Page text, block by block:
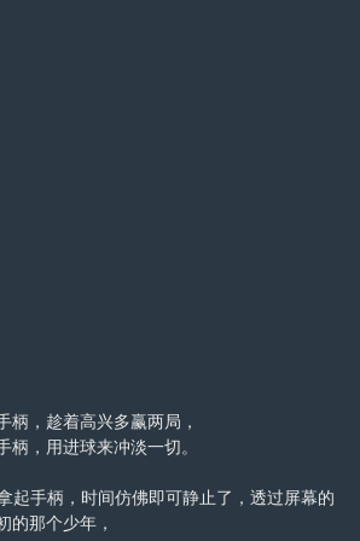
柄，趁着高兴多赢两局，
，用进球来冲淡一切。
起手柄，时间仿佛即可静止了，透过屏幕的
的那个少年，